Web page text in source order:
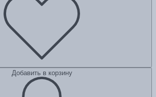
Добавить в корзину